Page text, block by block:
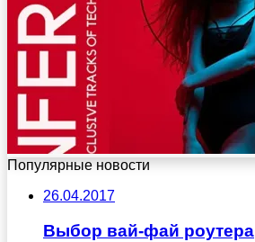
Популярные новости
26.04.2017
Выбор вай-фай роутера